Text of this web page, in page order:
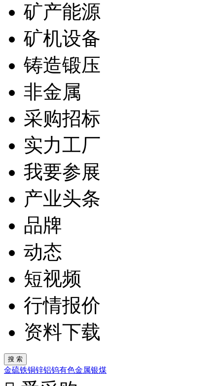
矿产能源
矿机设备
铸造锻压
非金属
采购招标
实力工厂
我要参展
产业头条
品牌
动态
短视频
行情报价
资料下载
金硫铁铜锌铝钨有色金属银煤